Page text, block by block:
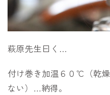
萩原先生曰く…
付け巻き加温６０℃（乾
ない）…納得。